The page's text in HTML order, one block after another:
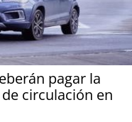
pagar la
circulación en